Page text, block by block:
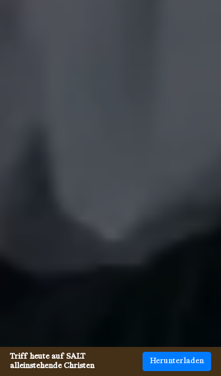
Triff heute auf SALT
alleinstehende Christen
Herunterladen